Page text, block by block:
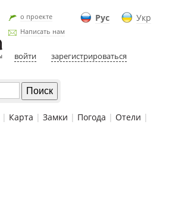
Рус Укр
о проекте
Написать нам
войти зарегистрироваться
| Карта | Замки | Погода | Отели |